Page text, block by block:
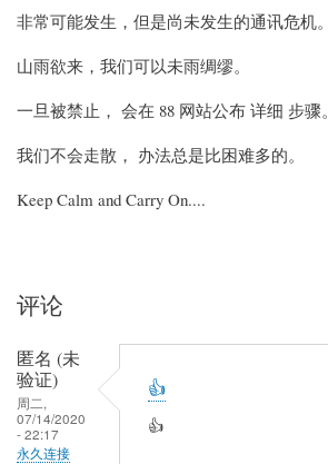
非常可能发生，但是尚未发生的通讯危机。
山雨欲来，我们可以未雨绸缪。
一旦被禁止， 会在 88 网站公布 详细 步骤。
我们不会走散， 办法总是比困难多的。
Keep Calm and Carry On....
评论
匿名 (未
验证)
周二,
07/14/2020
- 22:17
永久连接
👍
👍